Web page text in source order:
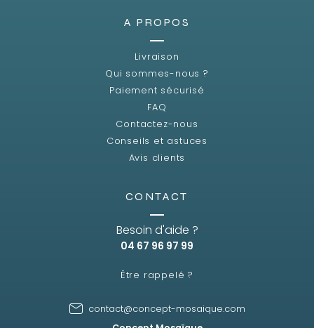
A PROPOS
Livraison
Qui sommes-nous ?
Paiement sécurisé
FAQ
Contactez-nous
Conseils et astuces
Avis clients
CONTACT
Besoin d'aide ?
04 67 96 97 99
Être rappelé ?
contact@concept-mosaique.com